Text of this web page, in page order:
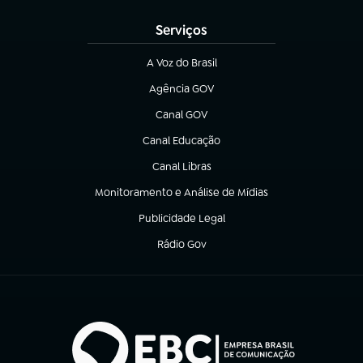
Serviços
A Voz do Brasil
(abre em nova aba)
Agência GOV
(abre em nova aba)
Canal GOV
(abre em nova aba)
Canal Educação
(abre em nova aba)
Canal Libras
(abre em nova aba)
Monitoramento e Análise de Mídias
(abre em nova aba)
Publicidade Legal
(abre em nova aba)
Rádio Gov
(abre em nova aba)